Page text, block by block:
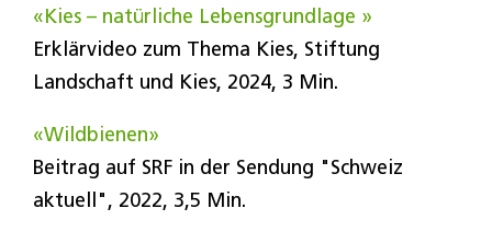
«Kies – natürliche Lebensgrundlage »
Erklärvideo zum Thema Kies, Stiftung
Landschaft und Kies, 2024, 3 Min.
«Wildbienen»
Beitrag auf SRF in der Sendung "Schweiz
aktuell", 2022, 3,5 Min.